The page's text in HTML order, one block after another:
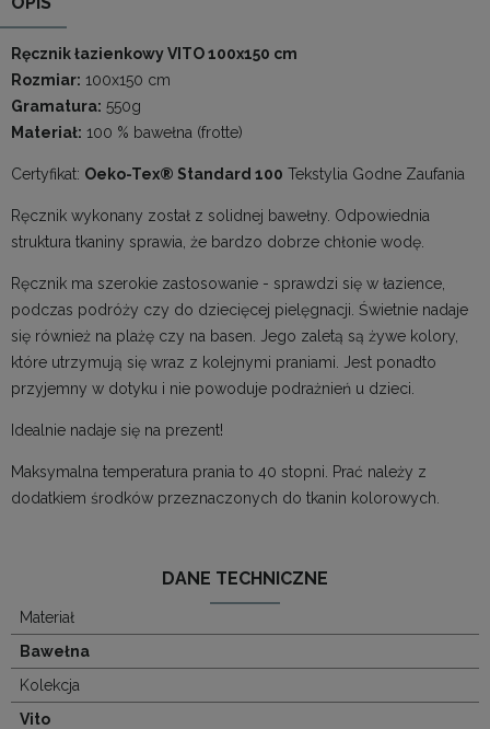
Ręcznik łazienkowy VITO 100x150 cm
Rozmiar: 100x150 cm
Gramatura: 550g
Materiał: 100 % bawełna (frotte)
Certyfikat: Oeko-Tex® Standard 100 Tekstylia Godne Zaufania
Ręcznik wykonany został z solidnej bawełny. Odpowiednia
struktura tkaniny sprawia, że bardzo dobrze chłonie wodę.
Ręcznik ma szerokie zastosowanie - sprawdzi się w łazience,
podczas podróży czy do dziecięcej pielęgnacji. Świetnie nadaje
się również na plażę czy na basen. Jego zaletą są żywe kolory,
które utrzymują się wraz z kolejnymi praniami. Jest ponadto
przyjemny w dotyku i nie powoduje podrażnień u dzieci.
Idealnie nadaje się na prezent!
Maksymalna temperatura prania to 40 stopni. Prać należy z
dodatkiem środków przeznaczonych do tkanin kolorowych.
DANE TECHNICZNE
Materiał
Bawełna
Kolekcja
Vito